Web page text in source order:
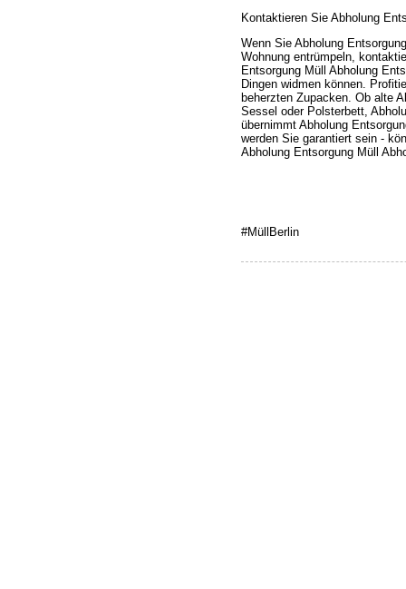
Kontaktieren Sie Abholung
Wenn Sie Abholung
Wohnung entrümpeln,
Entsorgung Müll Abholung
Dingen widmen können.
beherzten Zupacken. Ob alte
Sessel oder Polsterbett,
übernimmt Abholung
werden Sie garantiert sein -
Abholung Entsorgung Müll
#MüllBerlin